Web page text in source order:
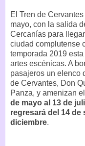
El Tren de
mayo, con la salida
Cercanías para
ciudad complutense
temporada 2019
artes escénicas. A
pasajeros un elenco
de Cervantes, Don
Panza, y amenizan
de mayo al 13 de
regresará del 14 de
diciembre.